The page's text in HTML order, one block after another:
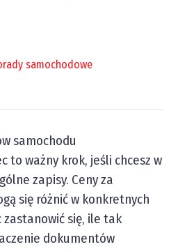
samochodowe
samochodu
to ważny krok, jeśli chcesz w
zapisy. Ceny za
się różnić w konkretnych
zastanowić się, ile tak
dokumentów